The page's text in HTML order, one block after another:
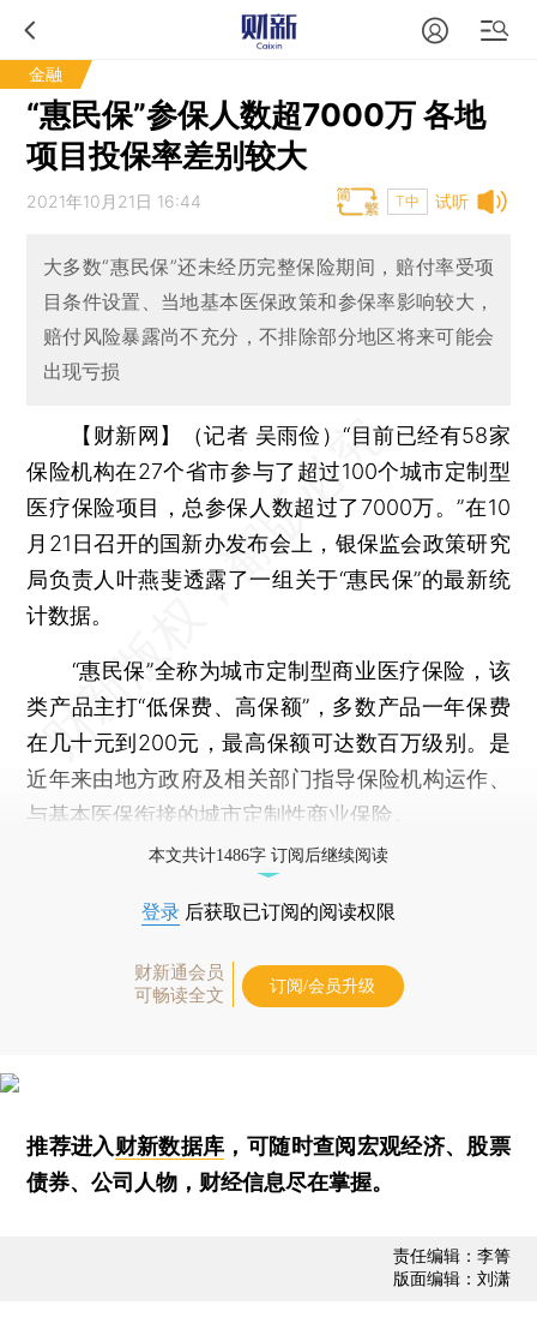
金融
“惠民保”参保人数超7000万 各地
项目投保率差别较大
试听
2021年10月21日 16:44 T中
大多数“惠民保”还未经历完整保险期间，赔付率受项
目条件设置、当地基本医保政策和参保率影响较大，
赔付风险暴露尚不充分，不排除部分地区将来可能会
出现亏损
【财新网】（记者 吴雨俭）“目前已经有58家
保险机构在27个省市参与了超过100个城市定制型
医疗保险项目，总参保人数超过了7000万。”在10
月21日召开的国新办发布会上，银保监会政策研究
局负责人叶燕斐透露了一组关于“惠民保”的最新统
计数据。
“惠民保”全称为城市定制型商业医疗保险，该
类产品主打“低保费、高保额”，多数产品一年保费
在几十元到200元，最高保额可达数百万级别。是
近年来由地方政府及相关部门指导保险机构运作、
与基本医保衔接的城市定制性商业保险。
本文共计1486字 订阅后继续阅读
登录 后获取已订阅的阅读权限
财新通会员
可畅读全文
订阅/会员升级
推荐进入财新数据库 ，可随时查阅宏观经济、股票
债券、公司人物，财经信息尽在掌握。
责任编辑：李箐
版面编辑：刘潇